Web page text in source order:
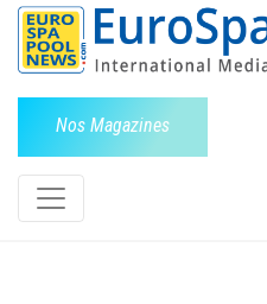
Nos Magazines